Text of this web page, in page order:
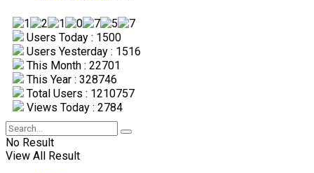
Users Today : 1500
Users Yesterday : 1516
This Month : 22701
This Year : 328746
Total Users : 1210757
Views Today : 2784
No Result
View All Result